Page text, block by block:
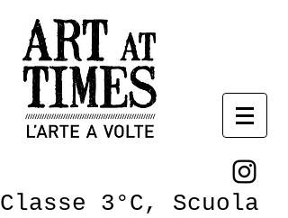
Classe 3°C, Scuola